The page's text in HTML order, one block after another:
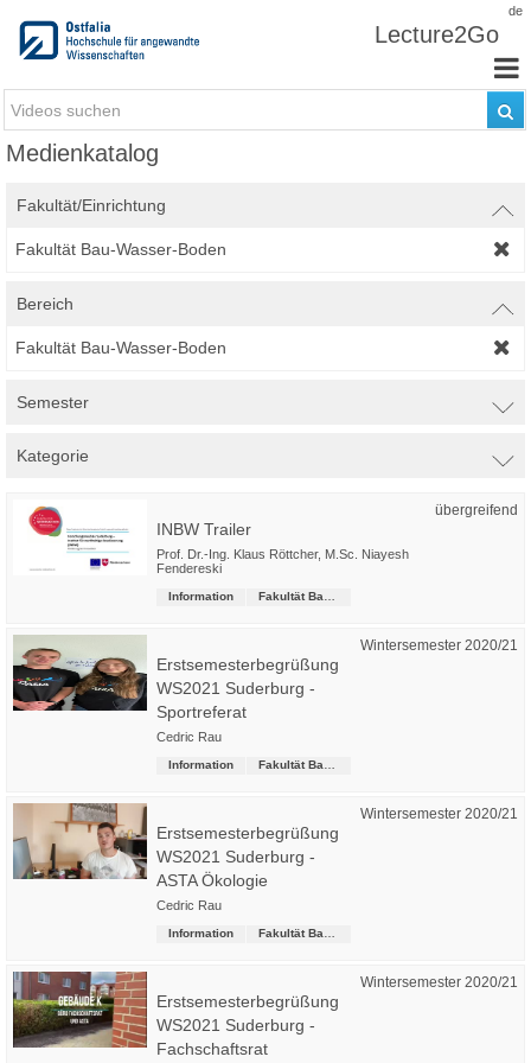
de
Lecture2Go
Medienkatalog
Fakultät/Einrichtung
Fakultät Bau-Wasser-Boden
Bereich
Fakultät Bau-Wasser-Boden
Semester
Kategorie
übergreifend
INBW Trailer
Prof. Dr.-Ing. Klaus Röttcher, M.Sc. Niayesh
Fendereski
Information
Wintersemester 2020/21
Erstsemesterbegrüßung
WS2021 Suderburg -
Sportreferat
Cedric Rau
Information
Wintersemester 2020/21
Erstsemesterbegrüßung
WS2021 Suderburg -
ASTA Ökologie
Cedric Rau
Information
Wintersemester 2020/21
Erstsemesterbegrüßung
WS2021 Suderburg -
Fachschaftsrat